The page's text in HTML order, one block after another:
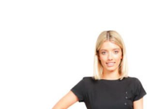
yderst behagelig at have på.
Er med tre fine "krystal" knapper, som
Er fremstillet af 100% blød twill
vaskes med en temeratur på op til 60
Ønskes længere længde, da er kjolen
samme fine detaljer.